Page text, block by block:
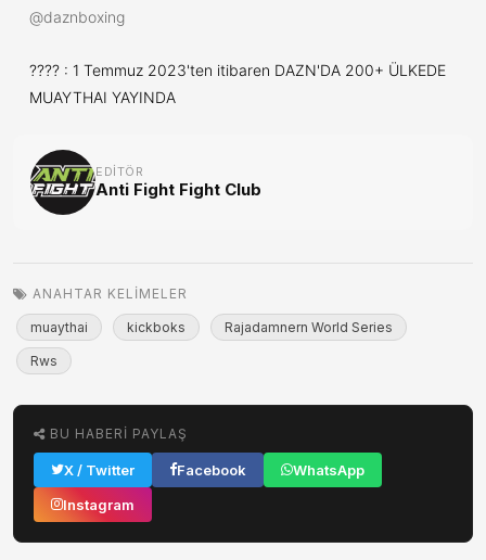
@daznboxing
???? : 1 Temmuz 2023'ten itibaren DAZN'DA 200+ ÜLKEDE
MUAYTHAI YAYINDA
EDITÖR
Anti Fight Fight Club
ANAHTAR KELIMELER
muaythai kickboks Rajadamnern World Series
Rws
BU HABERI PAYLAŞ
X / Twitter Facebook
WhatsApp
Instagram